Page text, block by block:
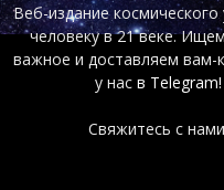
Веб-издание
человеку в 21 веке.
важное и доставляем
у нас в Telegram!
Свяжитесь с